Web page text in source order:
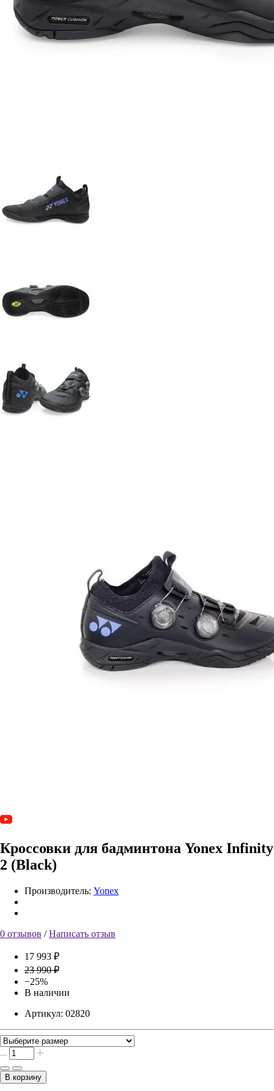
Кроссовки для бадминтона Yonex Infinity
2 (Black)
Производитель: Yonex
0 отзывов /Написать отзыв
17 993 ₽
23 990 ₽
−25%
В наличии
Артикул: 02820
В корзину